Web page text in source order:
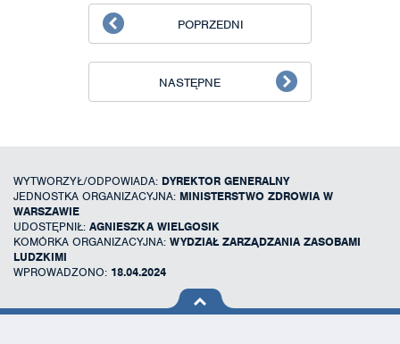
POPRZEDNI
NASTĘPNE
WYTWORZYŁ/ODPOWIADA: DYREKTOR GENERALNY
JEDNOSTKA ORGANIZACYJNA: MINISTERSTWO ZDROWIA W
WARSZAWIE
UDOSTĘPNIŁ: AGNIESZKA WIELGOSIK
KOMÓRKA ORGANIZACYJNA: WYDZIAŁ ZARZĄDZANIA ZASOBAMI
LUDZKIMI
WPROWADZONO: 18.04.2024
na górę